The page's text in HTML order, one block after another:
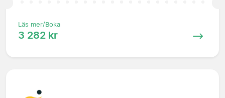
Läs mer/Boka
3 282 kr